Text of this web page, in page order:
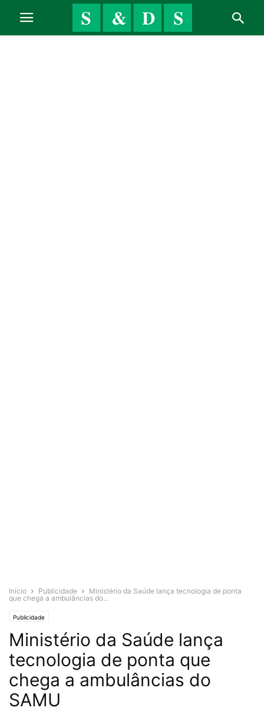
Início Publicidade
Ministério da Saúde lança tecnologia de ponta
que chega a ambulâncias do...
Publicidade
Ministério da Saúde lança
tecnologia de ponta que
chega a ambulâncias do
SAMU